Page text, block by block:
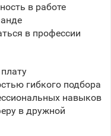
в работе
в профессии
гибкого подбора
навыков
в дружной